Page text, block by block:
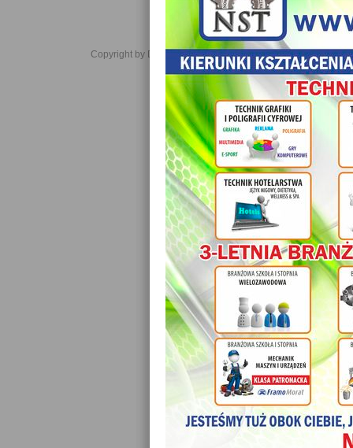
Copyright by Daniel JabĹoĹski 2006-2021. All rights